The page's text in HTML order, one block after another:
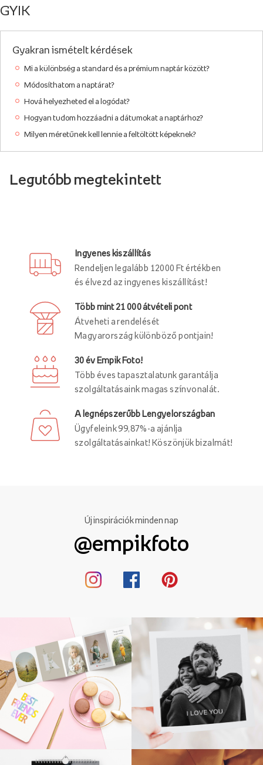
GYIK
Gyakran ismételt kérdések
Mi a különbség a standard és a prémium naptár között?
Módosíthatom a naptárat?
Hová helyezheted el a logódat?
Hogyan tudom hozzáadni a dátumokat a naptárhoz?
Milyen méretűnek kell lennie a feltöltött képeknek?
Legutóbb megtekintett
Ingyenes kiszállítás
Rendeljen legalább 12000 Ft értékben
és élvezd az ingyenes kiszállítást!
Több mint 21 000 átvételi pont
Átveheti a rendelését
Magyarország különböző pontjain!
30 év Empik Foto!
Több éves tapasztalatunk garantálja
szolgáltatásaink magas színvonalát.
A legnépszerűbb Lengyelországban
Ügyfeleink 99,87%-a ajánlja
szolgáltatásainkat! Köszönjük bizalmát!
Új inspirációk minden nap
@empikfoto